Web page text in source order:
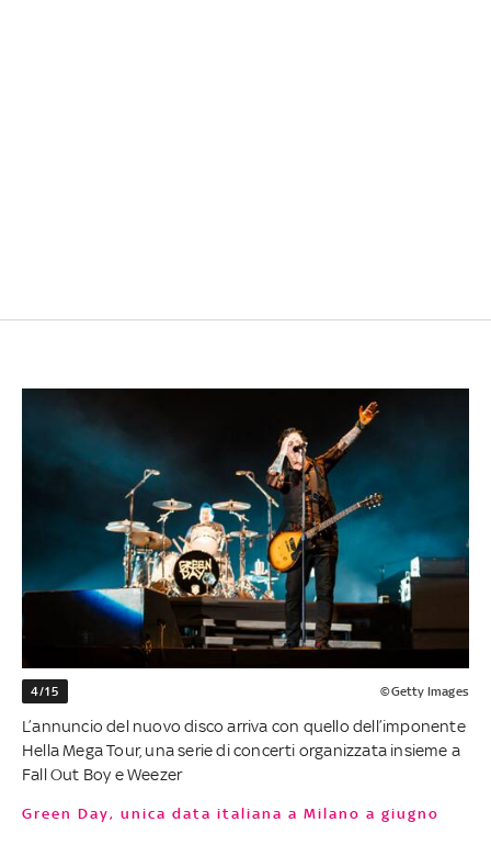
4/15 ©Getty Images
L’annuncio del nuovo disco arriva con quello dell’imponente
Hella Mega Tour, una serie di concerti organizzata insieme a
Fall Out Boy e Weezer
Green Day, unica data italiana a Milano a giugno